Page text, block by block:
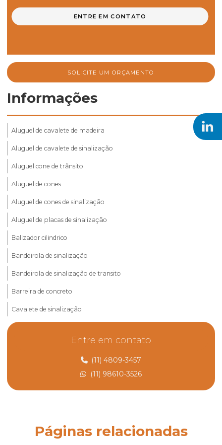
ENTRE EM CONTATO
SOLICITE UM ORÇAMENTO
Informações
Aluguel de cavalete de madeira
Aluguel de cavalete de sinalização
Aluguel cone de trânsito
Aluguel de cones
Aluguel de cones de sinalização
Aluguel de placas de sinalização
Balizador cilindrico
Bandeirola de sinalização
Bandeirola de sinalização de transito
Barreira de concreto
Cavalete de sinalização
Comprar cones de sinalização
Cone de sinalização de borracha
Defensa e Barreira metálica preço
Entre em contato
(11) 4809-3457
(11) 98610-3526
Páginas relacionadas